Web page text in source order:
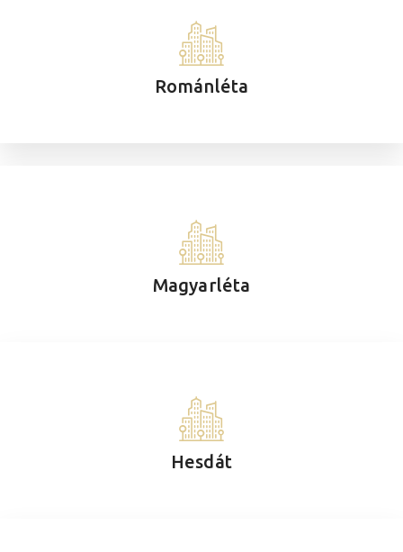
Románléta
Magyarléta
Hesdát